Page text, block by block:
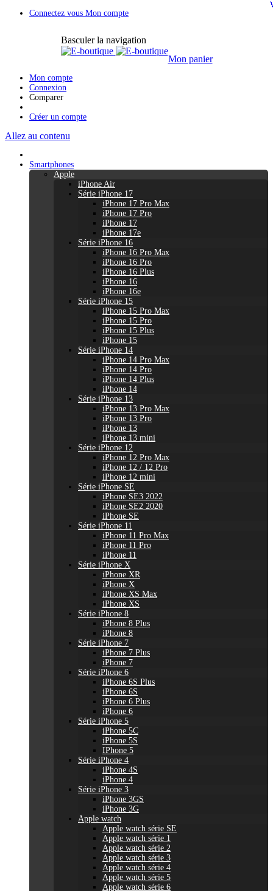
Connectez vous Mon compte
Basculer la navigation
Mon panier
Mon compte
Connexion
Comparer
Créer un compte
Allez au contenu
Smartphones
Apple
iPhone Air
Série iPhone 17
iPhone 17 Pro Max
iPhone 17 Pro
iPhone 17
iPhone 17e
Série iPhone 16
iPhone 16 Pro Max
iPhone 16 Pro
iPhone 16 Plus
iPhone 16
iPhone 16e
Série iPhone 15
iPhone 15 Pro Max
iPhone 15 Pro
iPhone 15 Plus
iPhone 15
Série iPhone 14
iPhone 14 Pro Max
iPhone 14 Pro
iPhone 14 Plus
iPhone 14
Série iPhone 13
iPhone 13 Pro Max
iPhone 13 Pro
iPhone 13
iPhone 13 mini
Série iPhone 12
iPhone 12 Pro Max
iPhone 12 / 12 Pro
iPhone 12 mini
Série iPhone SE
iPhone SE3 2022
iPhone SE2 2020
iPhone SE
Série iPhone 11
iPhone 11 Pro Max
iPhone 11 Pro
iPhone 11
Série iPhone X
iPhone XR
iPhone X
iPhone XS Max
iPhone XS
Série iPhone 8
iPhone 8 Plus
iPhone 8
Série iPhone 7
iPhone 7 Plus
iPhone 7
Série iPhone 6
iPhone 6S Plus
iPhone 6S
iPhone 6 Plus
iPhone 6
Série iPhone 5
iPhone 5C
iPhone 5S
IPhone 5
Série iPhone 4
iPhone 4S
iPhone 4
Série iPhone 3
iPhone 3GS
iPhone 3G
Apple watch
Apple watch série SE
Apple watch série 1
Apple watch série 2
Apple watch série 3
Apple watch série 4
Apple watch série 5
Apple watch série 6